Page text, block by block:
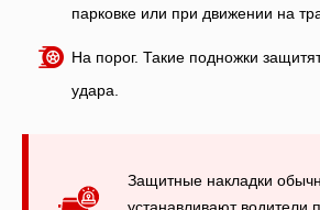
парковке или при движении на
На порог. Такие подножки
удара.
Защитные накладки